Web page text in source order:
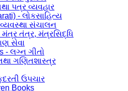
પત્ર વ્યવહાર
- લોકસાહિત્ય
વ્યવસ્થા સંચાલન
મંત્ર તંત્ર, મંત્રસિદ્ધિ
સેવા
- લગ્ન ગીતો
ગણિતશાસ્ત્ર
ઉપચાર
Books